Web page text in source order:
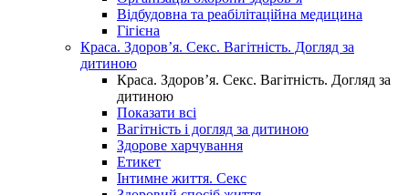
Відбудовна та реабілітаційна медицина
Гігієна
Краса. Здоров’я. Секс. Вагітність. Догляд за
дитиною
Краса. Здоров’я. Секс. Вагітність. Догляд за
дитиною
Показати всі
Вагітність і догляд за дитиною
Здорове харчування
Етикет
Інтимне життя. Секс